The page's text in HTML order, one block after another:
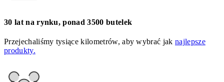
30 lat na rynku, ponad 3500 butelek
Przejechaliśmy tysiące kilometrów, aby wybrać jaknajlepsze
produkty.